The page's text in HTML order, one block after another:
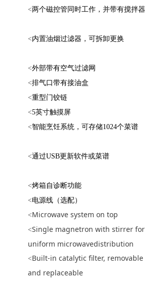
<两个磁控管同时工作，并带有搅拌器
<内置油烟过滤器，可拆卸更换
<外部带有空气过滤网
<排气口带有接油盒
<重型门铰链
<5英寸触摸屏
<智能烹饪系统，可存储1024个菜谱
<通过USB更新软件或菜谱
<烤箱自诊断功能
<电源线（选配）
<Microwave system on top
<Single magnetron with stirrer for
uniform microwavedistribution
<Built-in catalytic filter, removable
and replaceable